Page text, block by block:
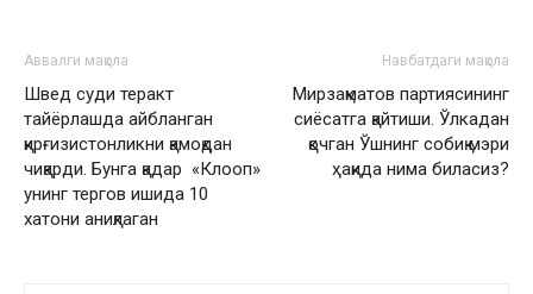
Аввалги мақола
Швед суди теракт
тайёрлашда айбланган
қирғизистонликни қамоқдан
чиқарди. Бунга қадар «Клооп»
унинг тергов ишида 10
хатони аниқлаган
Навбатдаги мақола
Мирзақматов партиясининг
сиёсатга қайтиши. Ўлкадан
қочган Ўшнинг собиқ мэри
ҳақида нима биласиз?